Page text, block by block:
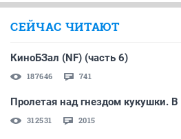
СЕЙЧАС ЧИТАЮТ
КиноБЗал (NF) (часть 6)
187646 741
Пролетая над гнездом кукушки.
312531 2015